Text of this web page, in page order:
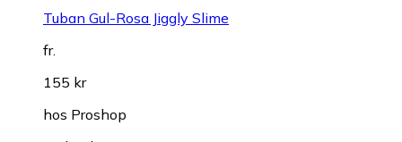
Tuban Gul-Rosa Jiggly Slime
fr.
155 kr
hos Proshop